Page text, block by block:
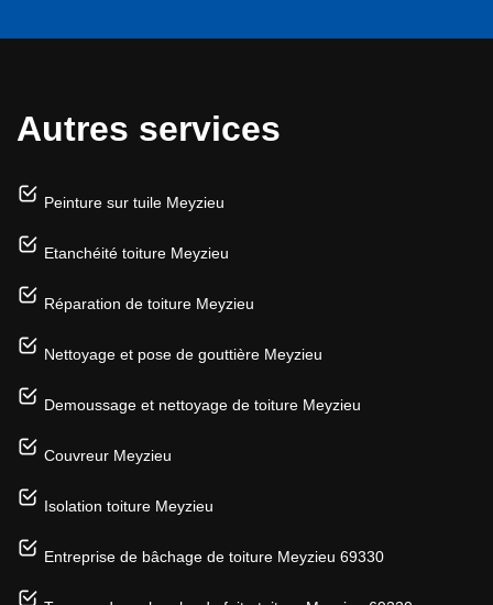
Autres services
Peinture sur tuile Meyzieu
Etanchéité toiture Meyzieu
Réparation de toiture Meyzieu
Nettoyage et pose de gouttière Meyzieu
Demoussage et nettoyage de toiture Meyzieu
Couvreur Meyzieu
Isolation toiture Meyzieu
Entreprise de bâchage de toiture Meyzieu 69330